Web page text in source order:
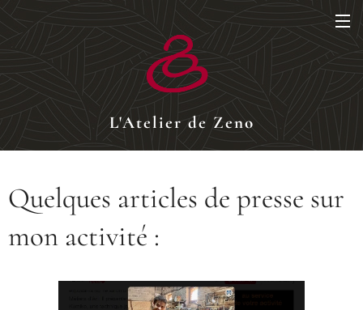
L'Atelier de Zeno
Quelques articles de presse sur
mon activité :